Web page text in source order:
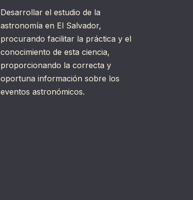
Desarrollar el estudio de la
astronomía en El Salvador,
procurando facilitar la práctica y el
conocimiento de esta ciencia,
proporcionando la correcta y
oportuna información sobre los
eventos astronómicos.